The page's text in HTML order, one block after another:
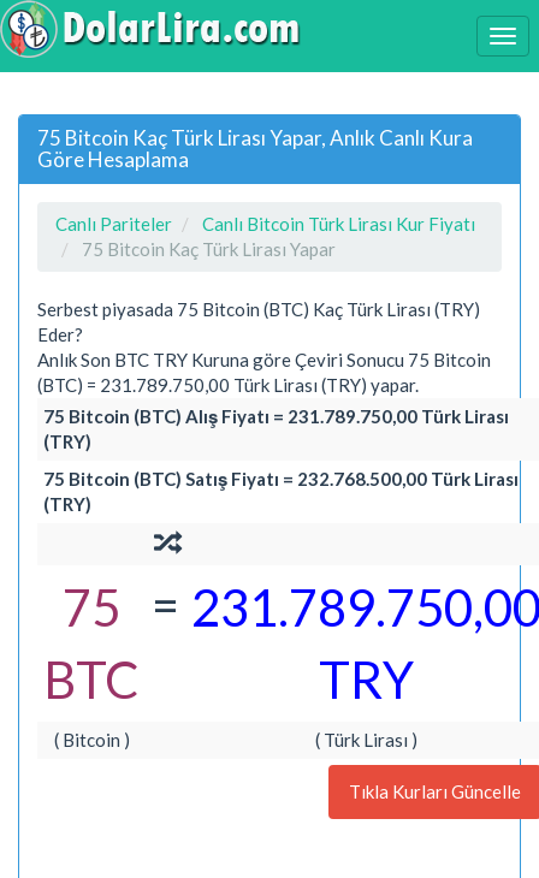
75 Bitcoin Kaç Türk Lirası Yapar, Anlık Canlı Kura
Göre Hesaplama
Canlı Pariteler
Canlı Bitcoin Türk Lirası Kur Fiyatı
75 Bitcoin Kaç Türk Lirası Yapar
Serbest piyasada 75 Bitcoin (BTC) Kaç Türk Lirası (TRY)
Eder?
Anlık Son BTC TRY Kuruna göre Çeviri Sonucu 75 Bitcoin
(BTC) = 231.789.750,00 Türk Lirası (TRY) yapar.
75 Bitcoin (BTC) Alış Fiyatı = 231.789.750,00 Türk Lirası
(TRY)
75 Bitcoin (BTC) Satış Fiyatı = 232.768.500,00 Türk Lirası
(TRY)
75
BTC
=
TRY
( Bitcoin ) ( Türk Lirası )
Tıkla Kurları Güncelle